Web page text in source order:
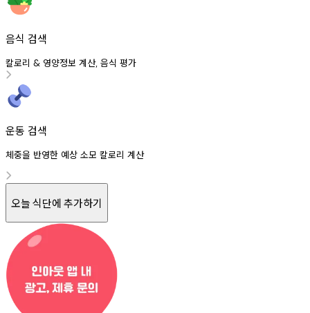
음식 검색
칼로리 & 영양정보 계산, 음식 평가
운동 검색
체중을 반영한 예상 소모 칼로리 계산
오늘 식단에 추가하기